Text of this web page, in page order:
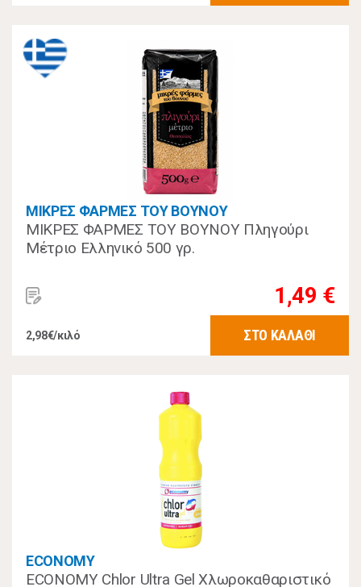
ΜΙΚΡΕΣ ΦΑΡΜΕΣ ΤΟΥ ΒΟΥΝΟΥ
ΜΙΚΡΕΣ ΦΑΡΜΕΣ ΤΟΥ ΒΟΥΝΟΥ Πληγούρι
Μέτριο Ελληνικό 500 γρ.
1,49 €
2,98€/κιλό ΣΤΟ ΚΑΛΑΘΙ
ECONOMY
ECONOMY Chlor Ultra Gel Χλωροκαθαριστικό